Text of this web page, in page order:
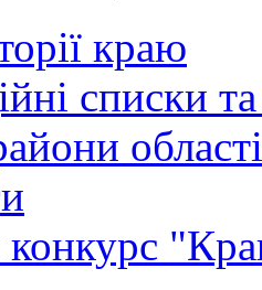
краю
списки
області